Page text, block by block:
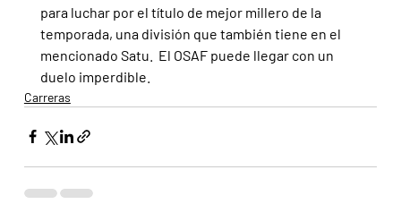
para luchar por el título de mejor millero de la
temporada, una división que también tiene en el
mencionado Satu.  El OSAF puede llegar con un
duelo imperdible.
Carreras